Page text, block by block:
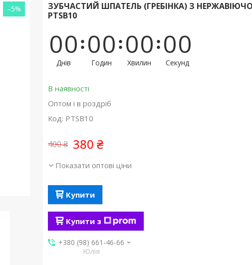
–5%
ЗУБЧАСТИЙ ШПАТЕЛЬ (ГРЕБІНКА) З
PTSB10
00
Днів
00
Годин
00
Хвилин
00
Секунд
В наявності
Оптом і в роздріб
Код: PTSB10
400 ₴ 380 ₴
Показати оптові ціни
Купити
Купити з
+380 (98) 661-46-66
Юлія